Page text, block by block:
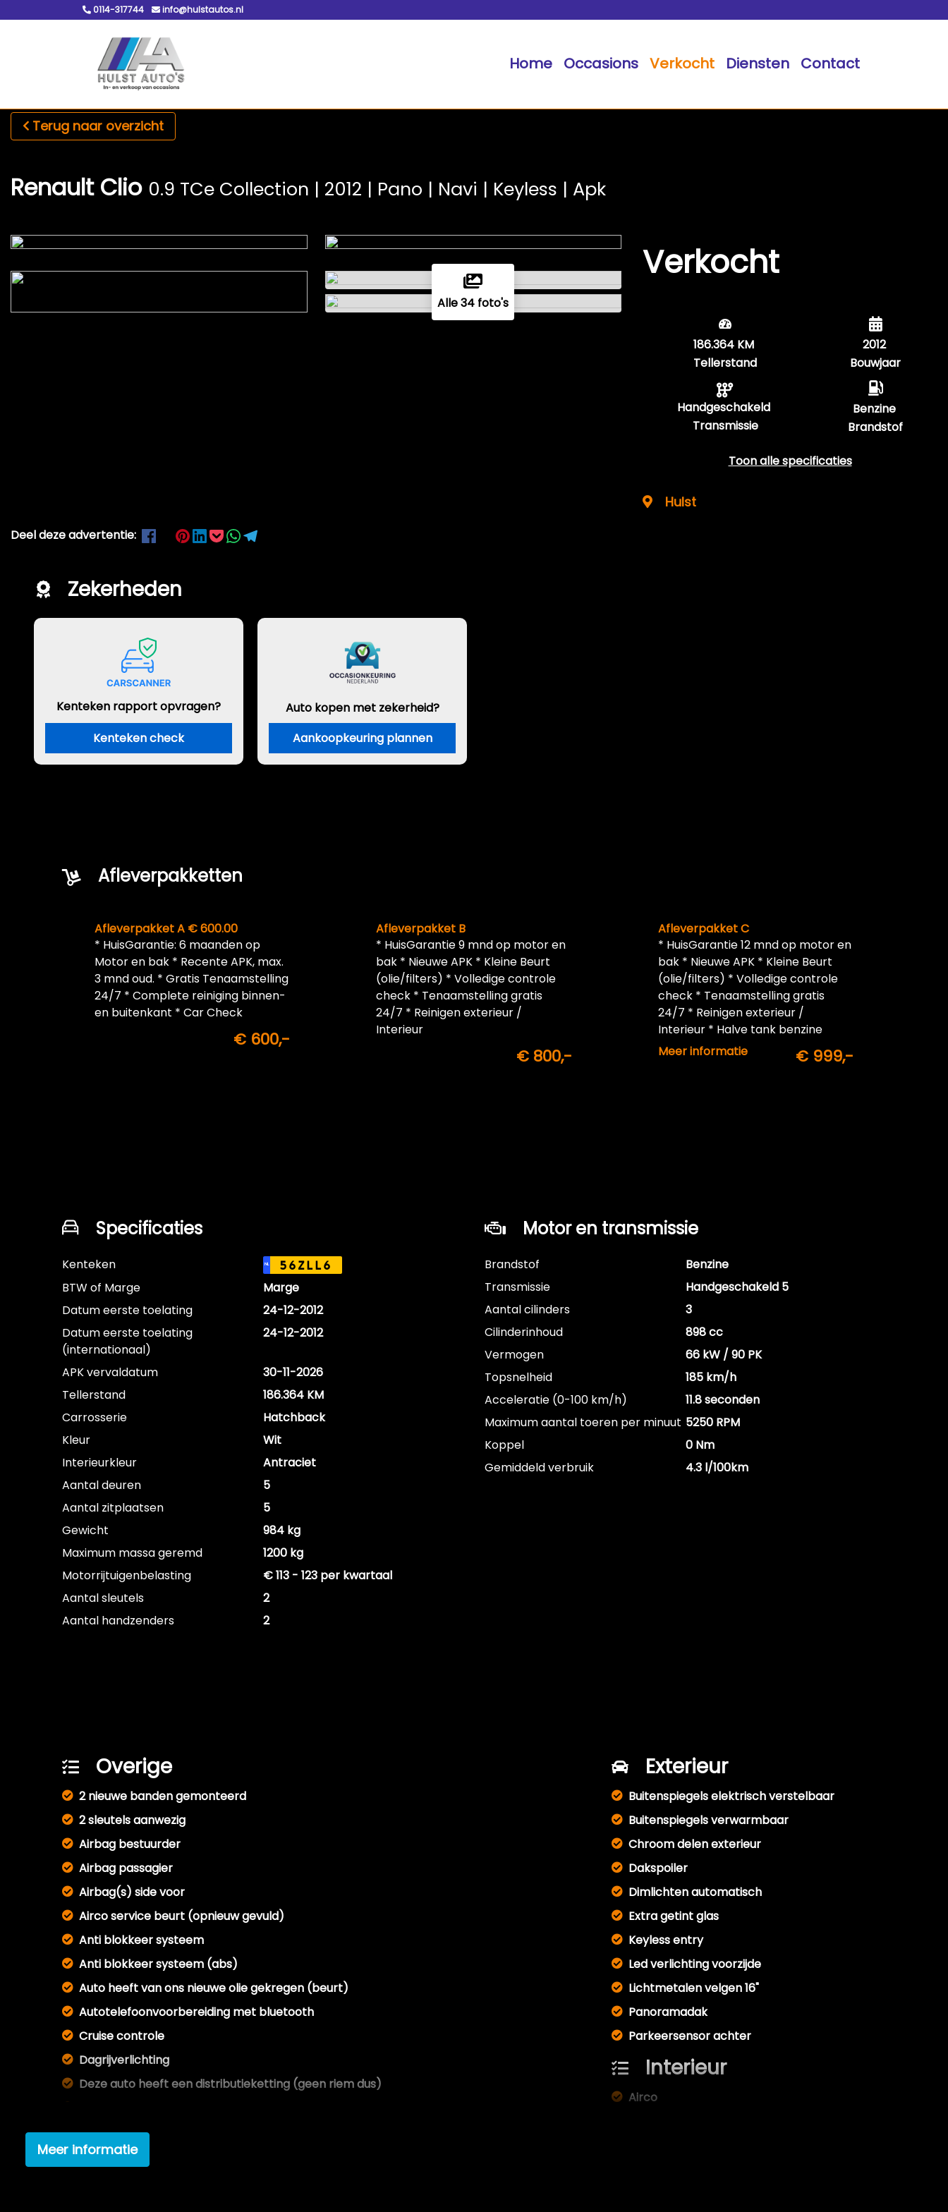
0114-317744 info@hulstautos.nl
Home Occasions Verkocht Diensten Contact
Terug naar overzicht
Renault Clio 0.9 TCe Collection | 2012 | Pano | Navi | Keyless | Apk
Alle 34 foto's
Verkocht
186.364 KM
Tellerstand
Handgeschakeld
Transmissie
2012
Bouwjaar
Benzine
Brandstof
Toon alle specificaties
Hulst
Deel deze advertentie:
Zekerheden
Kenteken rapport opvragen?
Kenteken check
Auto kopen met zekerheid?
Aankoopkeuring plannen
Afleverpakketten
Afleverpakket A € 600.00
* HuisGarantie: 6 maanden op
Motor en bak * Recente APK, max.
3 mnd oud. * Gratis Tenaamstelling
24/7 * Complete reiniging binnen-
en buitenkant * Car Check
€ 600,-
Afleverpakket B
* HuisGarantie 9 mnd op motor en
bak * Nieuwe APK * Kleine Beurt
(olie/filters) * Volledige controle
check * Tenaamstelling gratis
24/7 * Reinigen exterieur /
Interieur
€ 800,-
Afleverpakket C
* HuisGarantie 12 mnd op motor en
bak * Nieuwe APK * Kleine Beurt
(olie/filters) * Volledige controle
check * Tenaamstelling gratis
24/7 * Reinigen exterieur /
Interieur * Halve tank benzine
inbegrepen
Meer informatie € 999,-
Specificaties
Kenteken NL 56ZLL6
BTW of Marge
Marge
Datum eerste toelating
24-12-2012
Datum eerste toelating
(internationaal)
24-12-2012
APK vervaldatum
30-11-2026
Tellerstand
186.364 KM
Carrosserie
Hatchback
Kleur
Wit
Interieurkleur
Antraciet
Aantal deuren
5
Aantal zitplaatsen
5
Gewicht
984 kg
Maximum massa geremd
1200 kg
Motorrijtuigenbelasting
€ 113 - 123 per kwartaal
Aantal sleutels
2
Aantal handzenders
2
Motor en transmissie
Brandstof
Benzine
Transmissie
Handgeschakeld 5
Aantal cilinders
3
Cilinderinhoud
898 cc
Vermogen
66 kW / 90 PK
Topsnelheid
185 km/h
Acceleratie (0-100 km/h)
11.8 seconden
Maximum aantal toeren per minuut 5250 RPM
Koppel
0 Nm
Gemiddeld verbruik
4.3 l/100km
Overige
2 nieuwe banden gemonteerd
2 sleutels aanwezig
Airbag bestuurder
Airbag passagier
Airbag(s) side voor
Airco service beurt (opnieuw gevuld)
Anti blokkeer systeem
Anti blokkeer systeem (abs)
Auto heeft van ons nieuwe olie gekregen (beurt)
Autotelefoonvoorbereiding met bluetooth
Cruise controle
Dagrijverlichting
Deze auto heeft een distributieketting (geen riem dus)
Electronic brake distribution
Halogeen mistlampen
Exterieur
Buitenspiegels elektrisch verstelbaar
Buitenspiegels verwarmbaar
Chroom delen exterieur
Dakspoiler
Dimlichten automatisch
Extra getint glas
Keyless entry
Led verlichting voorzijde
Lichtmetalen velgen 16"
Panoramadak
Parkeersensor achter
Interieur
Airco
Meer informatie